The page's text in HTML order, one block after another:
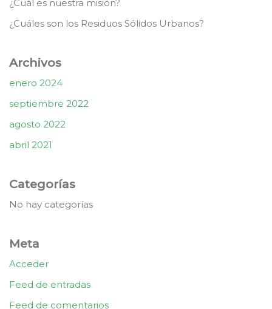
¿Cuál es nuestra misión?
¿Cuáles son los Residuos Sólidos Urbanos?
Archivos
enero 2024
septiembre 2022
agosto 2022
abril 2021
Categorías
No hay categorías
Meta
Acceder
Feed de entradas
Feed de comentarios